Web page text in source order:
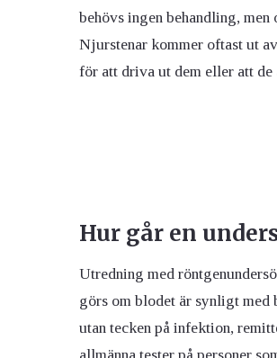
behövs ingen behandling,
Njurstenar kommer oftast ut
för att driva ut dem eller att de
Hur går en
Utredning med
görs om blodet är synligt med
utan tecken på infektion,
allmänna tester på personer